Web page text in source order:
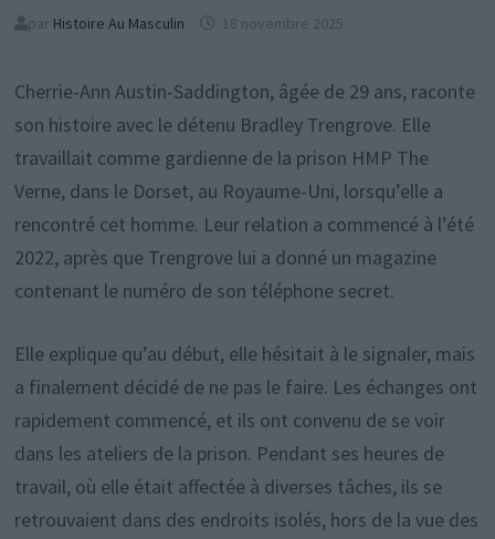
par Histoire Au Masculin 18 novembre 2025
Cherrie-Ann Austin-Saddington, âgée de 29 ans, raconte
son histoire avec le détenu Bradley Trengrove. Elle
travaillait comme gardienne de la prison HMP The
Verne, dans le Dorset, au Royaume-Uni, lorsqu’elle a
rencontré cet homme. Leur relation a commencé à l’été
2022, après que Trengrove lui a donné un magazine
contenant le numéro de son téléphone secret.
Elle explique qu’au début, elle hésitait à le signaler, mais
a finalement décidé de ne pas le faire. Les échanges ont
rapidement commencé, et ils ont convenu de se voir
dans les ateliers de la prison. Pendant ses heures de
travail, où elle était affectée à diverses tâches, ils se
retrouvaient dans des endroits isolés, hors de la vue des